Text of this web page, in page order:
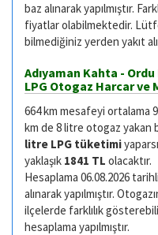
baz alınarak yapılmıştır.
fiyatlar olabilmektedir.
bilmediğiniz yerden yakıt
Adıyaman Kahta -
LPG Otogaz Harcar ve
664 km mesafeyi ortalama
km de 8 litre otogaz yakan
litre LPG tüketimi
yaklaşık 1841 TL olacaktır.
Hesaplama 06.08.2026
alınarak yapılmıştır.
ilçelerde farklılık
hesaplama yapılmıştır.